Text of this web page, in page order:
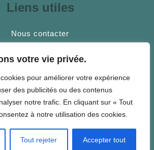
votre vie privée.
pour améliorer votre expérience
des publicités ou des contenus
notre trafic. En cliquant sur « Tout
à notre utilisation des cookies.
Tout rejeter Accepter tout
Liens utiles
Nous contacter
village au coeur des
Aspres